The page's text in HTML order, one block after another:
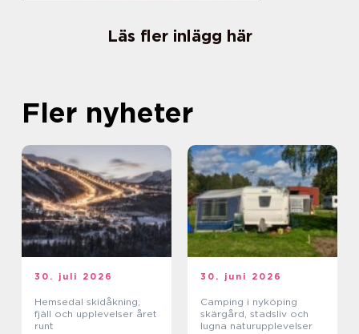
Läs fler inlägg här
Fler nyheter
30. juli 2026
Hemsedal skidåkning,
fjäll och upplevelser året
runt
30. juni 2026
Camping i nyköping
skärgård, stadsliv och
lugna naturupplevelser